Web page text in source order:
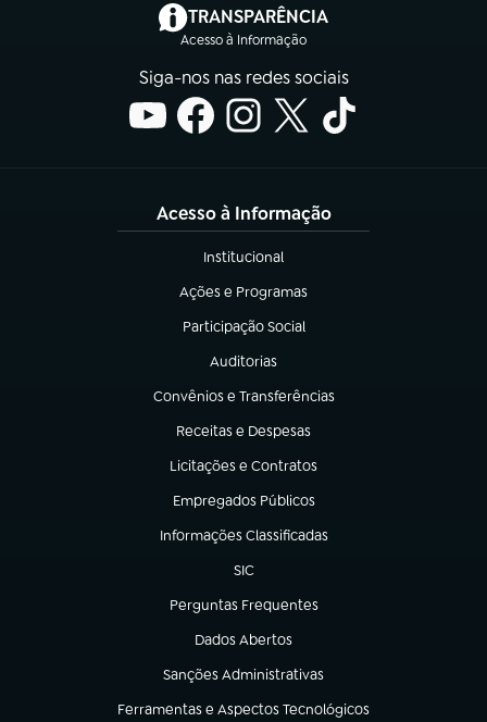
TRANSPARÊNCIA
Acesso à Informação
(abre em nova aba)
Siga-nos nas redes sociais
Acesso à Informação
Institucional
(abre em nova aba)
Ações e Programas
(abre em nova aba)
Participação Social
(abre em nova aba)
Auditorias
(abre em nova aba)
Convênios e Transferências
(abre em nova aba)
Receitas e Despesas
(abre em nova aba)
Licitações e Contratos
(abre em nova aba)
Empregados Públicos
(abre em nova aba)
Informações Classificadas
(abre em nova aba)
SIC
(abre em nova aba)
Perguntas Frequentes
(abre em nova aba)
Dados Abertos
(abre em nova aba)
Sanções Administrativas
(abre em nova aba)
Ferramentas e Aspectos Tecnológicos
(abre em nova aba)